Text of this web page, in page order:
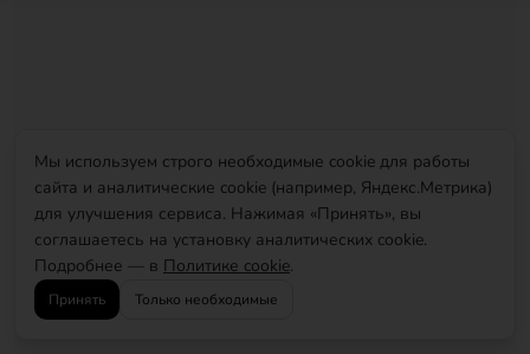
Мы используем строго необходимые cookie для работы
сайта и аналитические cookie (например, Яндекс.Метрика)
для улучшения сервиса. Нажимая «Принять», вы
соглашаетесь на установку аналитических cookie.
Подробнее — в Политике cookie.
Принять Только необходимые